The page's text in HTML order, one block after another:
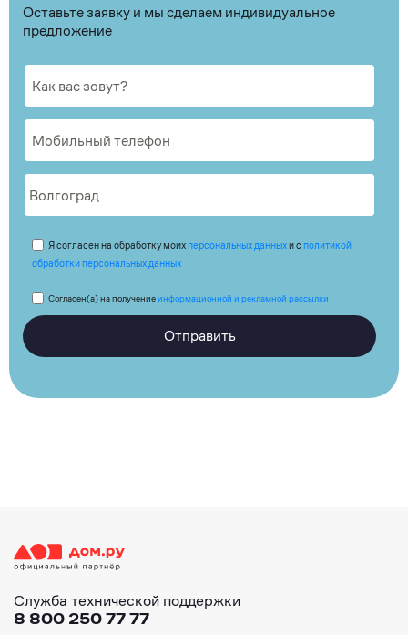
Оставьте заявку и мы сделаем индивидуальное
предложение
Я согласен на обработку моих персональных данныхи с политикой
обработки персональных данных
Согласен(а) на получениеинформационной и рекламной рассылки
Отправить
Служба технической поддержки
8 800 250 77 77